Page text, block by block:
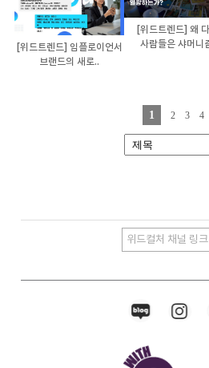
[위드트렌드] 임플로이언서
브랜드의 새로..
[위드트렌드] 왜
사람들은 샤머니
1 2 3 4